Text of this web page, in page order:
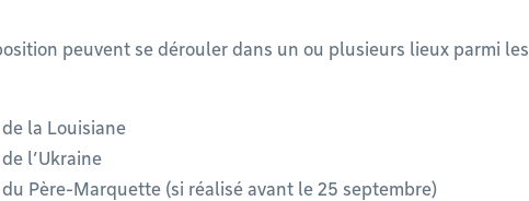
peuvent se dérouler dans un ou plusieurs lieux parmi les
la Louisiane
l’Ukraine
Père-Marquette (si réalisé avant le 25 septembre)